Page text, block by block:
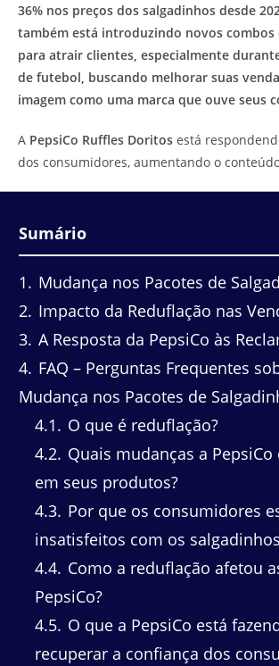
36% nos preços dos salgadinhos desde
também está introduzindo novos combos
para atrair clientes, especialmente
de futebol, buscando melhorar suas
imagem como uma marca que ouve seus
A PepsiCo Ruffles Doritos está
dos consumidores, aumentando o
Sumário
1
Mudança nos Pacotes de
2 Impacto da Reduflação nas
3 A Resposta da PepsiCo às
4 FAQ – Perguntas Frequentes
Mudança nos Pacotes de
4.1
O que é reduflação?
4.2 Quais mudanças a PepsiCo
em seus produtos?
4.3 Por que os consumidores
insatisfeitos com os
4.4 Como a reduflação afetou
PepsiCo?
4.5 O que a PepsiCo está
recuperar a confiança dos